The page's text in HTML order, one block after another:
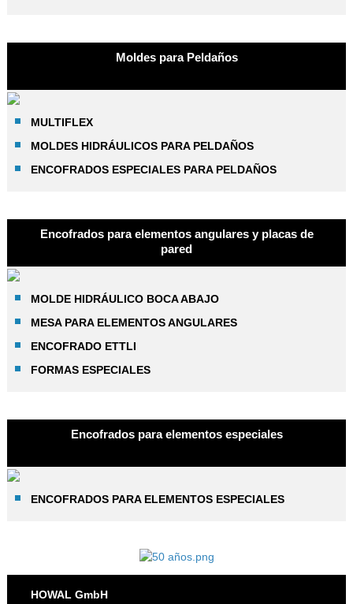
HOWAL GmbH
Moldes para Peldaños
MULTIFLEX
MOLDES HIDRÁULICOS PARA PELDAÑOS
ENCOFRADOS ESPECIALES PARA PELDAÑOS
Encofrados para elementos angulares y placas de
pared
MOLDE HIDRÁULICO BOCA ABAJO
MESA PARA ELEMENTOS ANGULARES
ENCOFRADO ETTLI
FORMAS ESPECIALES
Encofrados para elementos especiales
ENCOFRADOS PARA ELEMENTOS ESPECIALES